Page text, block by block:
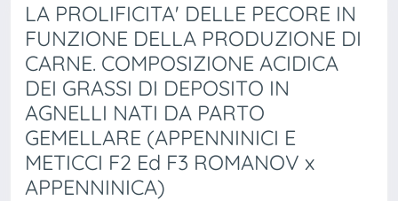
LA PROLIFICITA' DELLE PECORE IN
FUNZIONE DELLA PRODUZIONE DI
CARNE. COMPOSIZIONE ACIDICA
DEI GRASSI DI DEPOSITO IN
AGNELLI NATI DA PARTO
GEMELLARE (APPENNINICI E
METICCI F2 Ed F3 ROMANOV x
APPENNINICA)